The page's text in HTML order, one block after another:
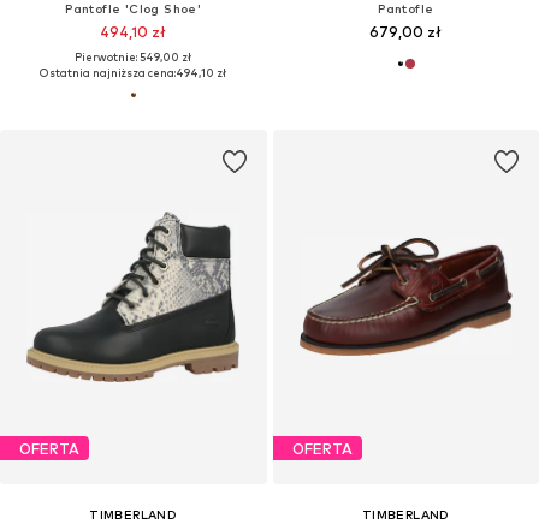
Pantofle 'Clog Shoe'
494,10 zł
Pierwotnie: 549,00 zł
Ostatnia najniższa cena:494,10 zł
Pantofle
679,00 zł
OFERTA
TIMBERLAND
OFERTA
TIMBERLAND